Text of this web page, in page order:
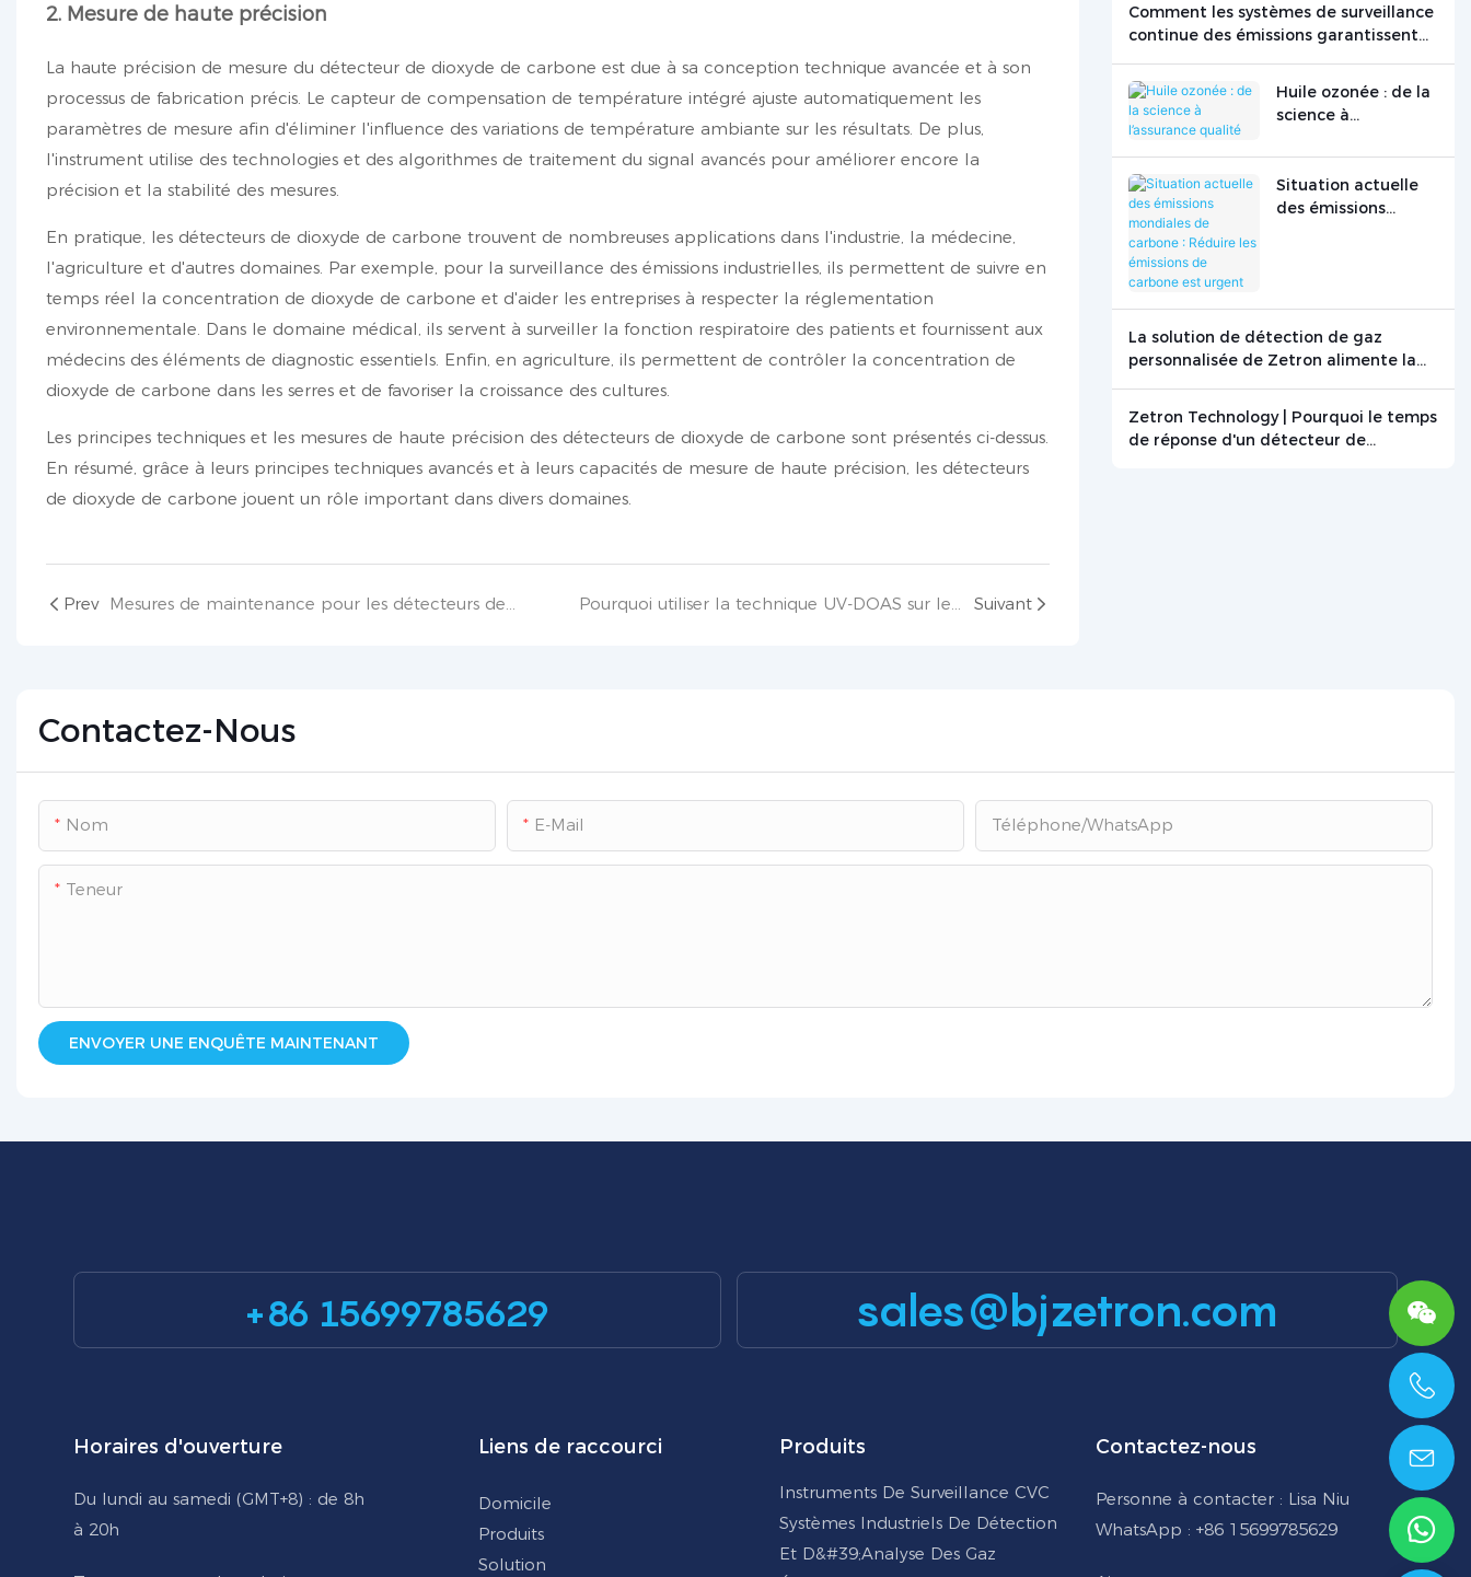
2. Mesure de haute précision
La haute précision de mesure du détecteur de dioxyde de carbone est due à sa conception technique avancée et à son
processus de fabrication précis. Le capteur de compensation de température intégré ajuste automatiquement les
paramètres de mesure afin d'éliminer l'influence des variations de température ambiante sur les résultats. De plus,
l'instrument utilise des technologies et des algorithmes de traitement du signal avancés pour améliorer encore la
précision et la stabilité des mesures.
En pratique, les détecteurs de dioxyde de carbone trouvent de nombreuses applications dans l'industrie, la médecine,
l'agriculture et d'autres domaines. Par exemple, pour la surveillance des émissions industrielles, ils permettent de suivre en
temps réel la concentration de dioxyde de carbone et d'aider les entreprises à respecter la réglementation
environnementale. Dans le domaine médical, ils servent à surveiller la fonction respiratoire des patients et fournissent aux
médecins des éléments de diagnostic essentiels. Enfin, en agriculture, ils permettent de contrôler la concentration de
dioxyde de carbone dans les serres et de favoriser la croissance des cultures.
Les principes techniques et les mesures de haute précision des détecteurs de dioxyde de carbone sont présentés ci-dessus.
En résumé, grâce à leurs principes techniques avancés et à leurs capacités de mesure de haute précision, les détecteurs
de dioxyde de carbone jouent un rôle important dans divers domaines.
Prev Suivant
Comment les systèmes de surveillance
continue des émissions garantissent
Huile ozonée : de la
science à
Situation actuelle
des émissions
La solution de détection de gaz
personnalisée de Zetron alimente la
Zetron Technology | Pourquoi le temps
de réponse d'un détecteur de
Contactez-Nous
Nom E-Mail Téléphone/WhatsApp
Teneur
ENVOYER UNE ENQUÊTE MAINTENANT
+86 15699785629 sales@bjzetron.com
Horaires d'ouverture
Du lundi au samedi (GMT+8) : de 8h
à 20h
Liens de raccourci
Domicile
Produits
Solution
Produits
Instruments De Surveillance CVC
Systèmes Industriels De Détection
Et D&#39;analyse Des Gaz
Contactez-nous
Personne à contacter : Lisa Niu
WhatsApp : +86 15699785629